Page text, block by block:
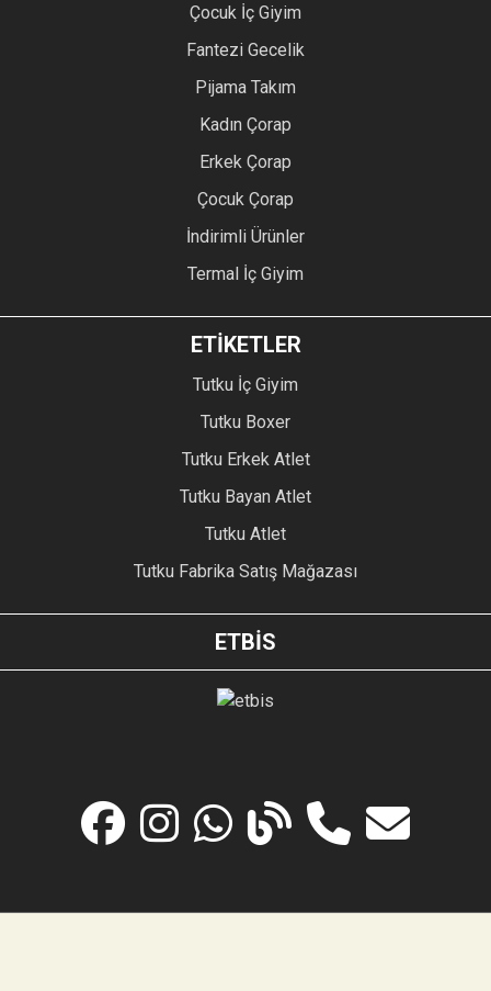
Çocuk İç Giyim
Fantezi Gecelik
Pijama Takım
Kadın Çorap
Erkek Çorap
Çocuk Çorap
İndirimli Ürünler
Termal İç Giyim
ETİKETLER
Tutku İç Giyim
Tutku Boxer
Tutku Erkek Atlet
Tutku Bayan Atlet
Tutku Atlet
Tutku Fabrika Satış Mağazası
ETBİS